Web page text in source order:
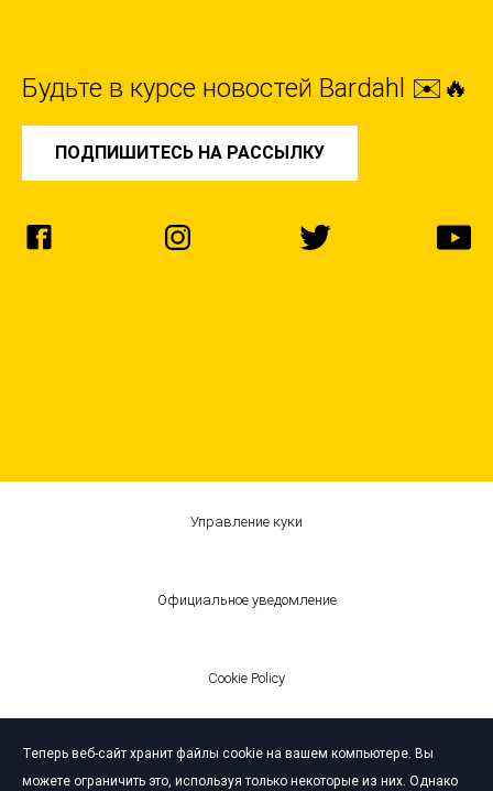
Теперь веб-сайт хранит файлы cookie на вашем компьютере. Вы
можете ограничить это, используя только некоторые из них. Однако
Будьте в курсе новостей Bardahl ✉️🔥
ПОДПИШИТЕСЬ НА РАССЫЛКУ
© Bardahl 2026
Управление куки
Официальное уведомление
Cookie Policy